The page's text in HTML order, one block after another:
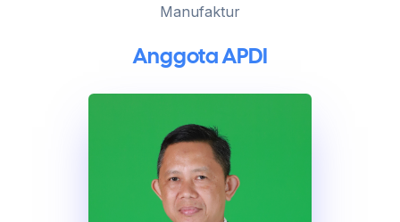
Manufaktur
Anggota APDI